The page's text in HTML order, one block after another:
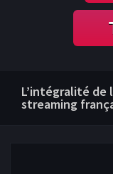
L’intégralité de
streaming